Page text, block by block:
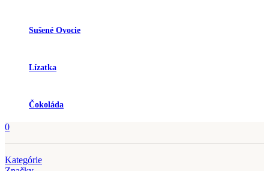
Sušené Ovocie
Lízatka
Čokoláda
0
Kategórie